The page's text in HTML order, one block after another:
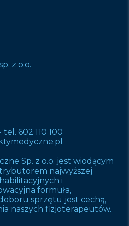
z o.o.
tel. 602 110 100
Sp. z o.o. jest wiodącym
najwyższej
i
formuła,
sprzętu jest cechą,
naszych fizjoterapeutów.